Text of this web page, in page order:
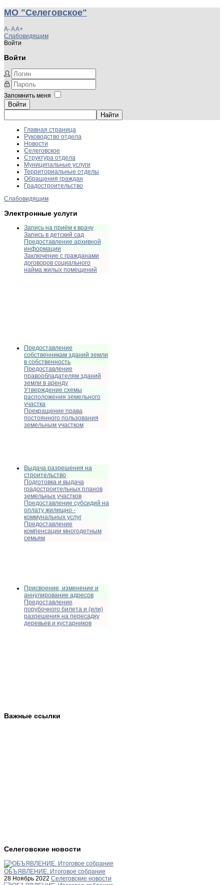
МО "Селеговское"
A-AA+
Слабовидящим
Войти
Войти
Запомнить меня
Войти
Главная страница
Руководство отдела
Новости
Селеговское
Структура отдела
Муниципальные услуги
Территориальные отделы
Обращения граждан
Градостроительство
Слабовидящим
Электронные услуги
Запись на приём к врачу
Запись в детский сад
Предоставление архивной
информации
Заключение с гражданами
договоров социального
найма жилых помещений
Предоставление
собственникам зданий земли
в собственность
Предоставление
правообладателям зданий
земли в аренду
Утверждение схемы
расположения земельного
участка
Прекращение права
постоянного пользования
земельным участком
Выдача разрешения на
строительство
Подготовка и выдача
градостроительных планов
земельных участков
Предоставление субсидий на
оплату жилищно -
коммунальных услуг
Предоставление
компенсации многодетным
семьям
Присвоение, изменение и
аннулирование адресов
Предоставление
порубочного билета и (или)
разрешения на пересадку
деревьев и кустарников
Важные ссылки
Селеговские новости
ОБЪЯВЛЕНИЕ. Итоговое собрание
28 Ноябрь 2022 Селеговские новости